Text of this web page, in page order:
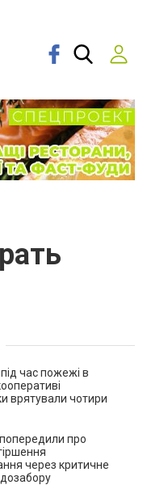
час пожежі в
врятували чотири
про
через критичне